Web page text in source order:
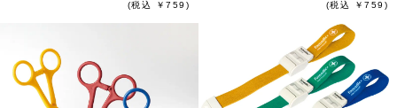
(税込 ￥759) (税込 ￥759)